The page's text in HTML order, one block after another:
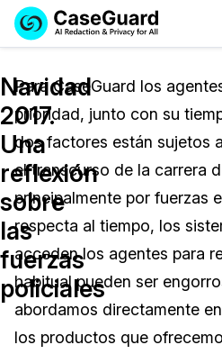
Licencia de
Precios de Redacción
Soluciones
Redacción de vídeos
Redacción de
Redacción de audio
Redacción en Bulto
Redacción de
Industrias
Cuerpos Policiales
Transportación
La Atención Médica
Educación
Precios
Recursos
Preguntas Frecuentes
Artículos
Eventos
Navidad
2017.
Una
reflexión
sobre
las
fuerzas
policiales
Para CaseGuard los
prioridad, junto con su
dos factores están sujetos
el transcurso de la carrera
principalmente por fuerzas
respecta al tiempo, los
acceden los agentes para
habitual pueden ser
abordamos directamente
los productos que